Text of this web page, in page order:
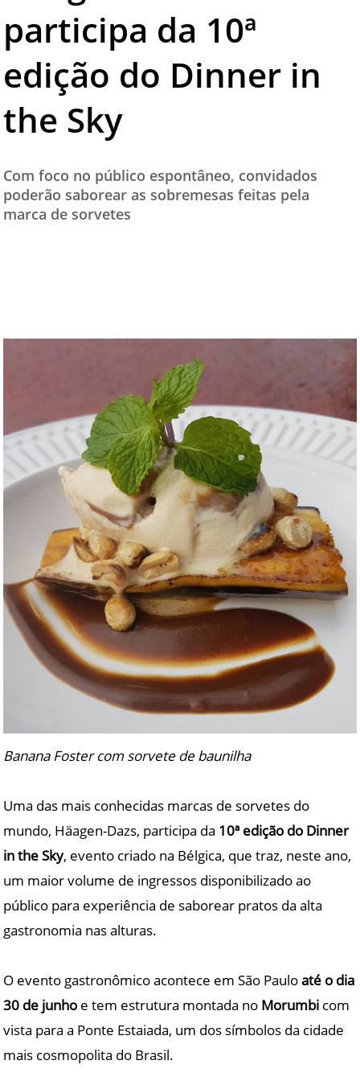
TESTADO E APROVADO
PARCEIROS
participa da 10ª
edição do Dinner in
the Sky
Com foco no público espontâneo, convidados
poderão saborear as sobremesas feitas pela
marca de sorvetes
Banana Foster com sorvete de baunilha
Uma das mais conhecidas marcas de sorvetes do
mundo, Häagen-Dazs, participa da 10ª edição do Dinner
in the Sky, evento criado na Bélgica, que traz, neste ano,
um maior volume de ingressos disponibilizado ao
público para experiência de saborear pratos da alta
gastronomia nas alturas.
O evento gastronômico acontece em São Pauloaté o dia
30 de junho e tem estrutura montada no Morumbi com
vista para a Ponte Estaiada, um dos símbolos da cidade
mais cosmopolita do Brasil.